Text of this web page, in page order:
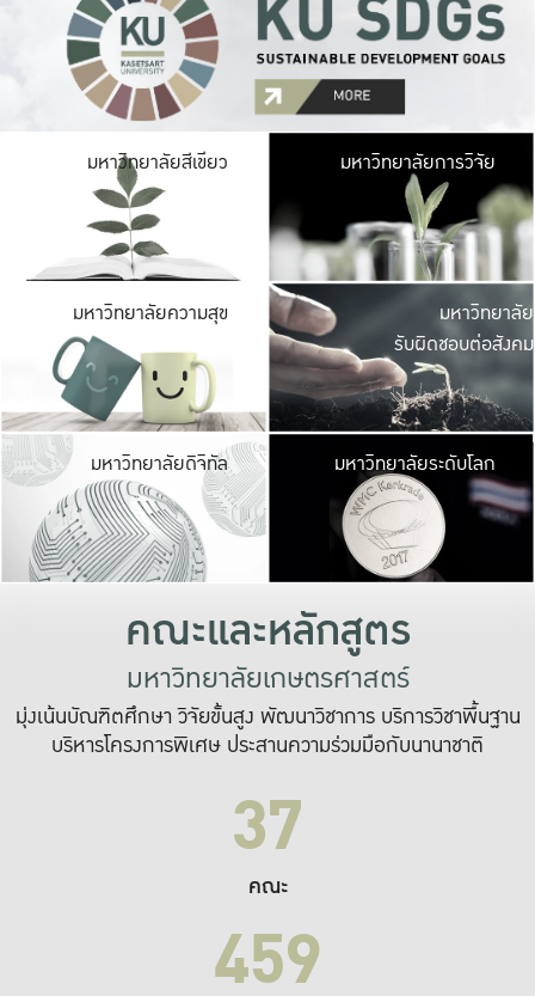
มหาวิทยาลัยสีเขียว มหาวิ
มีพื้นที่เขียวสดใส
เป็นป่าในเมือง เกษต
มหาวิทยาลัยการวิจัย
มหาวิทยาลัยความสุข มหาวิ
ค
เปิดประ
และพบเรื่องราวใ
มหาวิทยาลัย
รับผิดชอบต่อสังคม
มหาวิทยาลัยดิจิทัล มหาวิ
เปลี่ยนแปลง แล
เพื่อทำง
ระบบสารสนเทศ
มหาวิทยาลัยระดับโลก
คณะและหลักสูตร
มหาวิทยาลัยเกษตรศาสตร์
มุ่งเน้นบัณฑิตศึกษา วิจัยขั้นสูง พัฒนาวิชาการ บริการวิชาพื้นฐาน
บริหารโครงการพิเศษ ประสานความร่วมมือกับนานาชาติ
37
คณะ
459